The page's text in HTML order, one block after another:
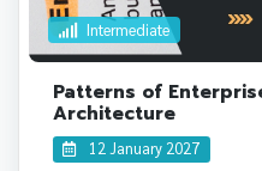
Intermediate
Patterns of
Architecture
12 January 2027